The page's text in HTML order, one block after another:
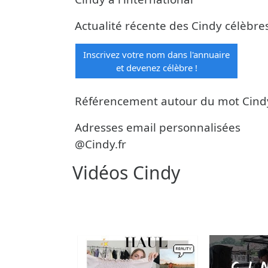
Actualité récente des Cindy
Inscrivez votre nom dans l'annuaire
et devenez célèbre !
Référencement autour du mot
Adresses email personnalisées
@Cindy.fr
Vidéos Cindy